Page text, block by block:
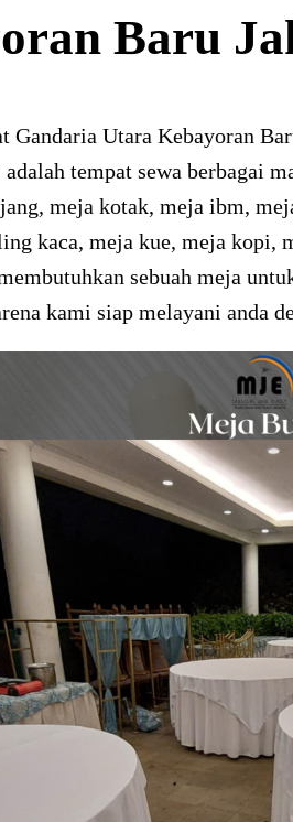
Baru
Gandaria Utara Kebayoran
tempat sewa berbagai
meja kotak, meja ibm,
kaca, meja kue, meja kopi,
sebuah meja
kami siap melayani anda